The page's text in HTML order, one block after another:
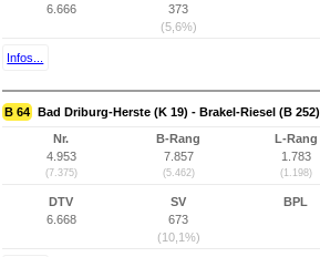
6.666
373
(5,6%)
Infos...
B 64 Bad Driburg-Herste (K 19) - Brakel-Riesel (B 252)
Nr.
4.953
(7.375)
B-Rang
7.857
(5.462)
L-Rang
1.783
(1.198)
DTV
6.668
SV
673
(10,1%)
BPL